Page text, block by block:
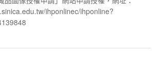
ihponlinec/ihponline?